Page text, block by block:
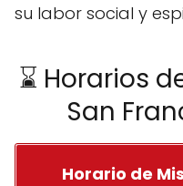
su labor social y
⌛ Horarios
San
Horario de